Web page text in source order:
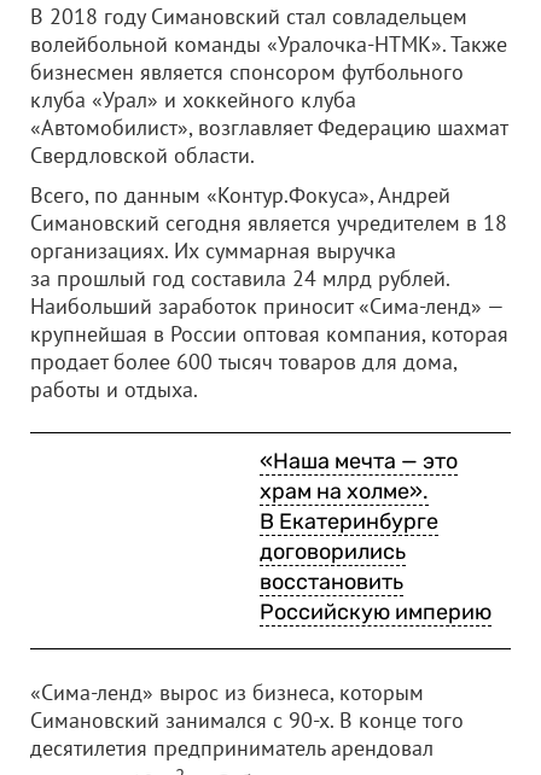
В 2018 году Симановский стал совладельцем
волейбольной команды «Уралочка-НТМК». Также
бизнесмен является спонсором футбольного
клуба «Урал» и хоккейного клуба
«Автомобилист», возглавляет Федерацию шахмат
Свердловской области.
Всего, по данным «Контур.Фокуса», Андрей
Симановский сегодня является учредителем в 18
организациях. Их суммарная выручка
за прошлый год составила 24 млрд рублей.
Наибольший заработок приносит «Сима-ленд» —
крупнейшая в России оптовая компания, которая
продает более 600 тысяч товаров для дома,
работы и отдыха.
«Наша мечта — это
храм на холме».
В Екатеринбурге
договорились
восстановить
Российскую империю
«Сима-ленд» вырос из бизнеса, которым
Симановский занимался с 90-х. В конце того
десятилетия предприниматель арендовал